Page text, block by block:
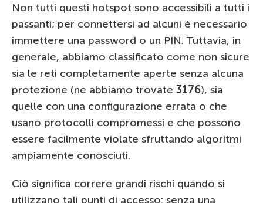
Non tutti questi hotspot sono accessibili a tutti i
passanti; per connettersi ad alcuni è necessario
immettere una password o un PIN. Tuttavia, in
generale, abbiamo classificato come non sicure
sia le reti completamente aperte senza alcuna
protezione (ne abbiamo trovate 3176), sia
quelle con una configurazione errata o che
usano protocolli compromessi e che possono
essere facilmente violate sfruttando algoritmi
ampiamente conosciuti.
Ciò significa correre grandi rischi quando si
utilizzano tali punti di accesso: senza una